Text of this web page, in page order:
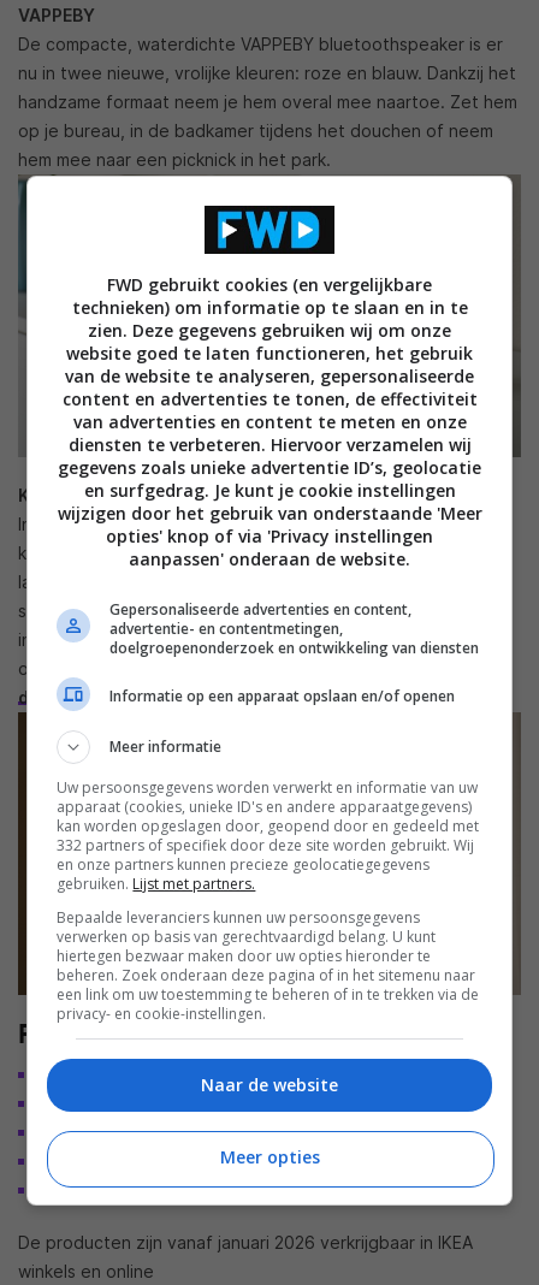
VAPPEBY
De compacte, waterdichte VAPPEBY bluetoothspeaker is er
nu in twee nieuwe, vrolijke kleuren: roze en blauw. Dankzij het
handzame formaat neem je hem overal mee naartoe. Zet hem
op je bureau, in de badkamer tijdens het douchen of neem
hem mee naar een picknick in het park.
KULGLASS
In de KULGLASS – Zweeds voor ‘een bolletje ijs’– tafellamp
komt licht, geluid en kleur samen. Het ontwerp heeft een
lampenkap die doet denken aan een zachte toef van een
softijsje. Luister je favoriete muziek via bluetooth dankzij de
ingebouwde speaker. Qua design lijkt dit model op de
opvolger van de IKEA x Sonos-
die samenwerking stopte eerder dit jaar.
Prijzen en beschikbaarheid
SOLSKYDD speaker klein (oranje) 49.99 euro
SOLSKYDD speaker middel (groen) 69.99 euro
SOLSKYDD speaker groot (beige) 110.99 euro
VAPPEBY bluetoothspeaker 12.99 euro
KULGLASS tafellamp 110.99 euro
De producten zijn vanaf januari 2026 verkrijgbaar in IKEA
winkels en online
FWD gebruikt cookies (en vergelijkbare
technieken) om informatie op te slaan en in te
zien. Deze gegevens gebruiken wij om onze
website goed te laten functioneren, het gebruik
van de website te analyseren, gepersonaliseerde
content en advertenties te tonen, de effectiviteit
van advertenties en content te meten en onze
diensten te verbeteren. Hiervoor verzamelen wij
gegevens zoals unieke advertentie ID’s, geolocatie
en surfgedrag. Je kunt je cookie instellingen
wijzigen door het gebruik van onderstaande 'Meer
opties' knop of via 'Privacy instellingen
aanpassen' onderaan de website.
Gepersonaliseerde advertenties en content,
advertentie- en contentmetingen,
doelgroepenonderzoek en ontwikkeling van diensten
Informatie op een apparaat opslaan en/of openen
Meer informatie
Uw persoonsgegevens worden verwerkt en informatie van uw
apparaat (cookies, unieke ID's en andere apparaatgegevens)
kan worden opgeslagen door, geopend door en gedeeld met
332 partners of specifiek door deze site worden gebruikt. Wij
en onze partners kunnen precieze geolocatiegegevens
gebruiken. Lijst met partners.
Bepaalde leveranciers kunnen uw persoonsgegevens
verwerken op basis van gerechtvaardigd belang. U kunt
hiertegen bezwaar maken door uw opties hieronder te
beheren. Zoek onderaan deze pagina of in het sitemenu naar
een link om uw toestemming te beheren of in te trekken via de
privacy- en cookie-instellingen.
Naar de website
Meer opties